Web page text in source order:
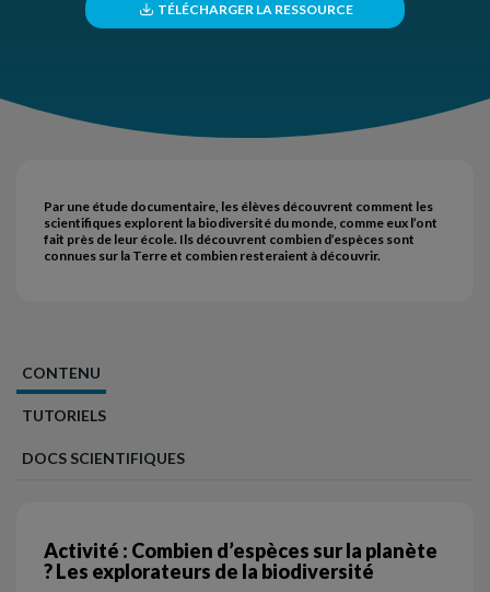
TÉLÉCHARGER LA RESSOURCE
Par une étude documentaire, les élèves découvrent comment les
scientifiques explorent la biodiversité du monde, comme eux l’ont
fait près de leur école. Ils découvrent combien d’espèces sont
connues sur la Terre et combien resteraient à découvrir.
CONTENU
TUTORIELS
DOCS SCIENTIFIQUES
Activité : Combien d’espèces sur la planète
? Les explorateurs de la biodiversité